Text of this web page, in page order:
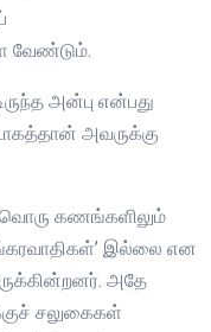
வேண்டும்.
அன்பு என்பது
அவருக்கு
கணங்களிலும்
இல்லை என
அதே
சலுகைகள்